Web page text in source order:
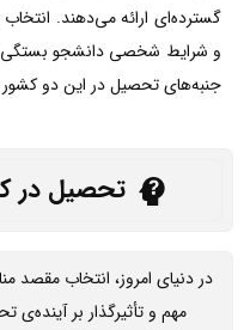
گسترده‌ای ارائه می‌دهند.
و شرایط شخصی دانشجو بستگی
جنبه‌های تحصیل در این دو
تحصیل در
در دنیای امروز، انتخاب مقصد
مهم و تأثیرگذار بر